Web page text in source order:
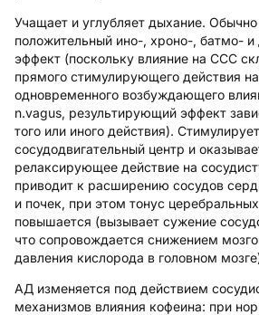
Учащает и углубляет дыхание.
положительный ино-, хроно-, батмо-
эффект (поскольку влияние на ССС
прямого стимулирующего действия
одновременного возбуждающего
n.vagus, результирующий эффект
того или иного действия). Стимулирует
сосудодвигательный центр и
релаксирующее действие на
приводит к расширению сосудов
и почек, при этом тонус
повышается (вызывает сужение
что сопровождается снижением
давления кислорода в головном
АД изменяется под действием
механизмов влияния кофеина: при